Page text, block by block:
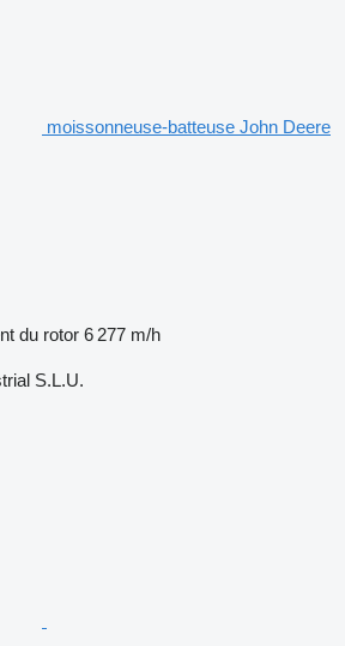
moissonneuse-batteuse John Deere
du rotor 6 277 m/h
S.L.U.